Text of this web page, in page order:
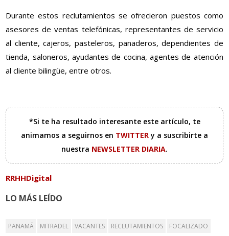
Durante estos reclutamientos se ofrecieron puestos como
asesores de ventas telefónicas, representantes de servicio
al cliente, cajeros, pasteleros, panaderos, dependientes de
tienda, saloneros, ayudantes de cocina, agentes de atención
al cliente bilingüe, entre otros.
*Si te ha resultado interesante este artículo, te
animamos a seguirnos en TWITTERy a suscribirte a
nuestra NEWSLETTER DIARIA.
RRHHDigital
LO MÁS LEÍDO
PANAMÁ MITRADEL VACANTES RECLUTAMIENTOS FOCALIZADO